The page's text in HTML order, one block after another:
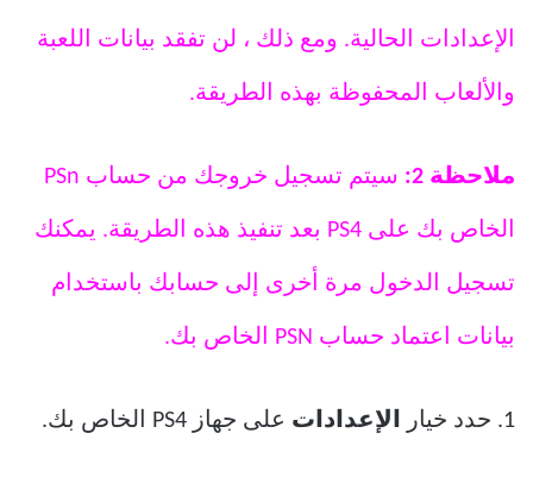
الإعدادات الحالية. ومع ذلك ، لن تفقد بيانات اللعبة
والألعاب المحفوظة بهذه الطريقة.
ملاحظة 2: سيتم تسجيل خروجك من حساب PSn
الخاص بك على PS4 بعد تنفيذ هذه الطريقة. يمكنك
تسجيل الدخول مرة أخرى إلى حسابك باستخدام
بيانات اعتماد حساب PSN الخاص بك.
1. حدد خيار الإعدادات على جهاز PS4 الخاص بك.